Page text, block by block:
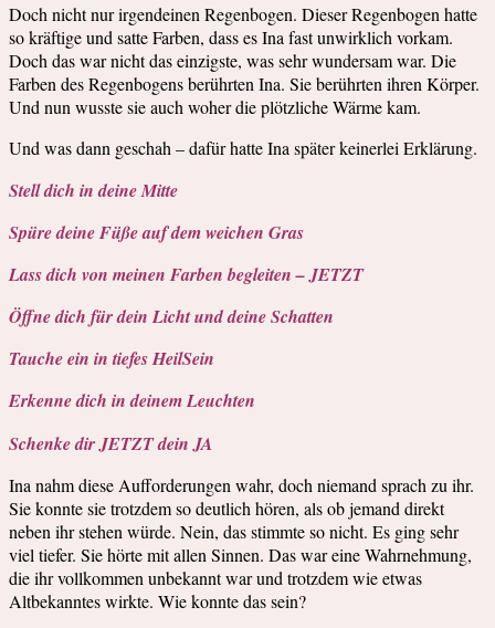
Doch nicht nur irgendeinen Regenbogen. Dieser Regenbogen hatte
so kräftige und satte Farben, dass es Ina fast unwirklich vorkam.
Doch das war nicht das einzigste, was sehr wundersam war. Die
Farben des Regenbogens berührten Ina. Sie berührten ihren Körper.
Und nun wusste sie auch woher die plötzliche Wärme kam.
Und was dann geschah – dafür hatte Ina später keinerlei Erklärung.
Stell dich in deine Mitte
Spüre deine Füße auf dem weichen Gras
Lass dich von meinen Farben begleiten – JETZT
Öffne dich für dein Licht und deine Schatten
Tauche ein in tiefes HeilSein
Erkenne dich in deinem Leuchten
Schenke dir JETZT dein JA
Ina nahm diese Aufforderungen wahr, doch niemand sprach zu ihr.
Sie konnte sie trotzdem so deutlich hören, als ob jemand direkt
neben ihr stehen würde. Nein, das stimmte so nicht. Es ging sehr
viel tiefer. Sie hörte mit allen Sinnen. Das war eine Wahrnehmung,
die ihr vollkommen unbekannt war und trotzdem wie etwas
Altbekanntes wirkte. Wie konnte das sein?